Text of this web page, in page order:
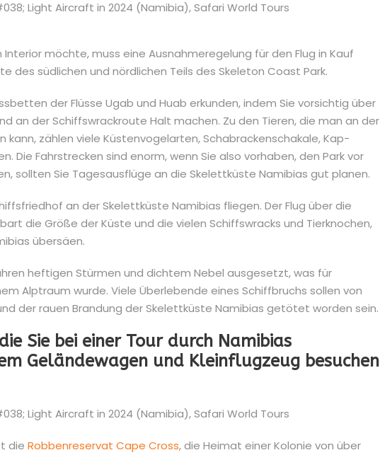
möchte, muss eine Ausnahmeregelung für den Flug in Kauf
des südlichen und nördlichen Teils des Skeleton Coast Park.
der Flüsse Ugab und Huab erkunden, indem Sie vorsichtig über
an der Schiffswrackroute Halt machen. Zu den Tieren, die man an der
kann, zählen viele Küstenvogelarten, Schabrackenschakale, Kap-
Die Fahrstrecken sind enorm, wenn Sie also vorhaben, den Park vor
sollten Sie Tagesausflüge an die Skelettküste Namibias gut planen.
an der Skelettküste Namibias fliegen. Der Flug über die
die Größe der Küste und die vielen Schiffswracks und Tierknochen,
übersäen.
heftigen Stürmen und dichtem Nebel ausgesetzt, was für
Alptraum wurde. Viele Überlebende eines Schiffbruchs sollen von
der rauen Brandung der Skelettküste Namibias getötet worden sein.
Sie bei einer Tour durch Namibias
Geländewagen und Kleinflugzeug besuchen
die Robbenreservat Cape Cross, die Heimat einer Kolonie von über